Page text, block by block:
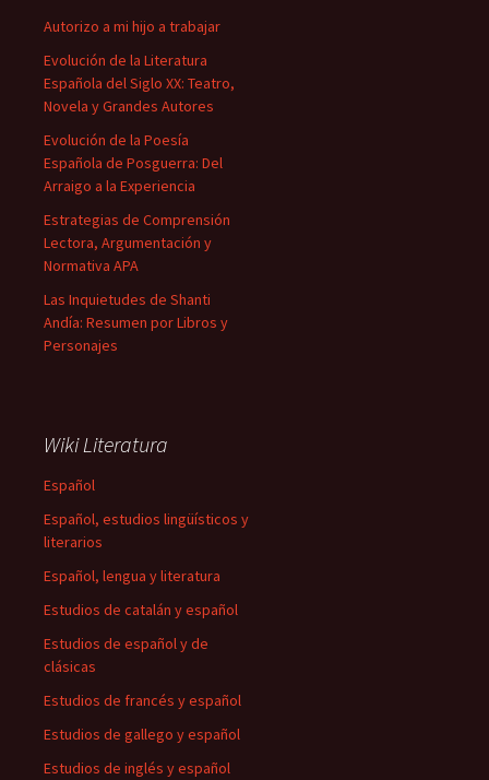
Autorizo a mi hijo a trabajar
Evolución de la Literatura
Española del Siglo XX: Teatro,
Novela y Grandes Autores
Evolución de la Poesía
Española de Posguerra: Del
Arraigo a la Experiencia
Estrategias de Comprensión
Lectora, Argumentación y
Normativa APA
Las Inquietudes de Shanti
Andía: Resumen por Libros y
Personajes
Wiki Literatura
Español
Español, estudios lingüísticos y
literarios
Español, lengua y literatura
Estudios de catalán y español
Estudios de español y de
clásicas
Estudios de francés y español
Estudios de gallego y español
Estudios de inglés y español